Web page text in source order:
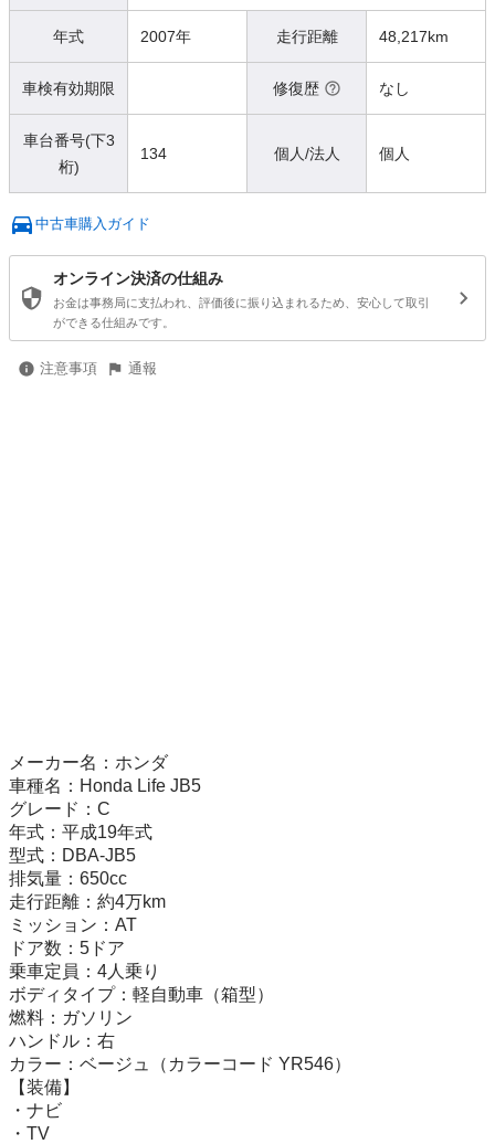
年式 2007年 走行距離 48,217km
車検有効期限 修復歴 なし
車台番号(下3
桁)
134 個人/法人 個人
中古車購入ガイド
オンライン決済の仕組み
お金は事務局に支払われ、評価後に振り込まれるため、安心して取引
ができる仕組みです。
注意事項 通報
メーカー名：ホンダ
車種名：Honda Life JB5
グレード：C
年式：平成19年式
型式：DBA-JB5
排気量：650cc
走行距離：約4万km
ミッション：AT
ドア数：5ドア
乗車定員：4人乗り
ボディタイプ：軽自動車（箱型）
燃料：ガソリン
ハンドル：右
カラー：ベージュ（カラーコード YR546）
【装備】
・ナビ
・TV